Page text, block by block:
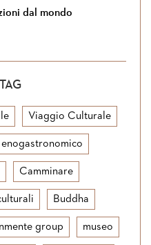
dal mondo
Viaggio Culturale
Camminare
Buddha
group museo